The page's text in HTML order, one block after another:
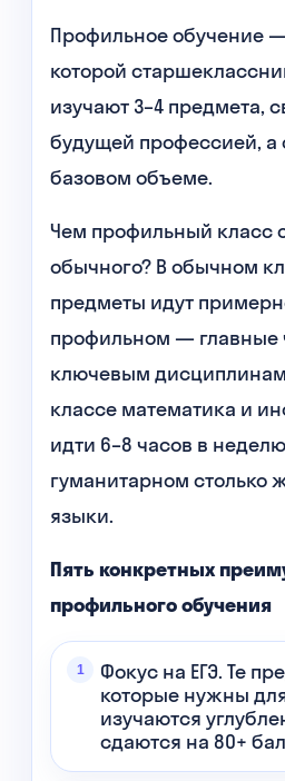
Профильное обучение
которой
изучают 3–4 предмета,
будущей профессией, а
базовом объеме.
Чем профильный класс
обычного? В обычном
предметы идут
профильном — главные
ключевым
классе математика и
идти 6–8 часов в
гуманитарном столько
языки.
Пять конкретных
профильного обучения
Фокус на ЕГЭ. Те
которые нужны
изучаются
сдаются на 80+